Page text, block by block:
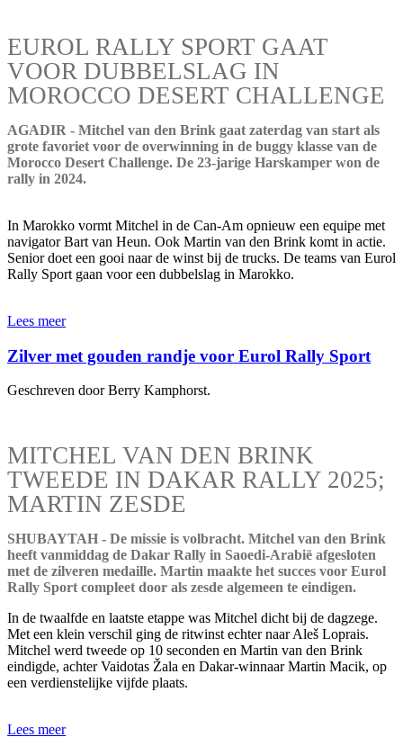
EUROL RALLY SPORT GAAT
VOOR DUBBELSLAG IN
MOROCCO DESERT CHALLENGE
AGADIR - Mitchel van den Brink gaat zaterdag van start als
grote favoriet voor de overwinning in de buggy klasse van de
Morocco Desert Challenge. De 23-jarige Harskamper won de
rally in 2024.
In Marokko vormt Mitchel in de Can-Am opnieuw een equipe met
navigator Bart van Heun. Ook Martin van den Brink komt in actie.
Senior doet een gooi naar de winst bij de trucks. De teams van Eurol
Rally Sport gaan voor een dubbelslag in Marokko.
Lees meer
Zilver met gouden randje voor Eurol Rally Sport
Geschreven door Berry Kamphorst.
MITCHEL VAN DEN BRINK
TWEEDE IN DAKAR RALLY 2025;
MARTIN ZESDE
SHUBAYTAH - De missie is volbracht. Mitchel van den Brink
heeft vanmiddag de Dakar Rally in Saoedi-Arabië afgesloten
met de zilveren medaille. Martin maakte het succes voor Eurol
Rally Sport compleet door als zesde algemeen te eindigen.
In de twaalfde en laatste etappe was Mitchel dicht bij de dagzege.
Met een klein verschil ging de ritwinst echter naar Aleš Loprais.
Mitchel werd tweede op 10 seconden en Martin van den Brink
eindigde, achter Vaidotas Žala en Dakar-winnaar Martin Macik, op
een verdienstelijke vijfde plaats.
Lees meer